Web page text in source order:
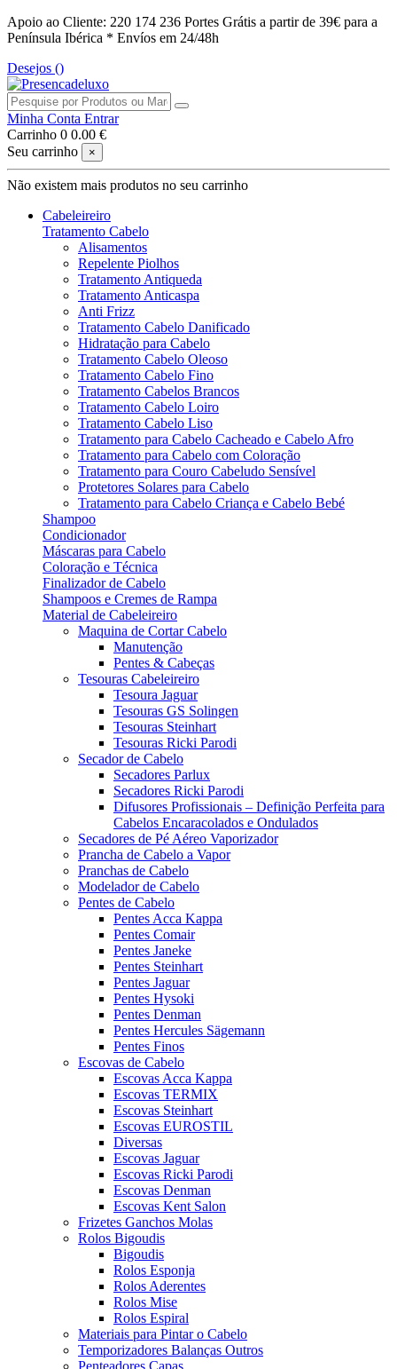
Apoio ao Cliente: 220 174 236 Portes Grátis a partir de 39€ para a
Península Ibérica * Envíos em 24/48h
Desejos ()
Minha Conta Entrar
Carrinho 0 0.00 €
Seu carrinho
×
Não existem mais produtos no seu carrinho
Cabeleireiro
Tratamento Cabelo
Alisamentos
Repelente Piolhos
Tratamento Antiqueda
Tratamento Anticaspa
Anti Frizz
Tratamento Cabelo Danificado
Hidratação para Cabelo
Tratamento Cabelo Oleoso
Tratamento Cabelo Fino
Tratamento Cabelos Brancos
Tratamento Cabelo Loiro
Tratamento Cabelo Liso
Tratamento para Cabelo Cacheado e Cabelo Afro
Tratamento para Cabelo com Coloração
Tratamento para Couro Cabeludo Sensível
Protetores Solares para Cabelo
Tratamento para Cabelo Criança e Cabelo Bebé
Shampoo
Condicionador
Máscaras para Cabelo
Coloração e Técnica
Finalizador de Cabelo
Shampoos e Cremes de Rampa
Material de Cabeleireiro
Maquina de Cortar Cabelo
Manutenção
Pentes & Cabeças
Tesouras Cabeleireiro
Tesoura Jaguar
Tesouras GS Solingen
Tesouras Steinhart
Tesouras Ricki Parodi
Secador de Cabelo
Secadores Parlux
Secadores Ricki Parodi
Difusores Profissionais – Definição Perfeita para
Cabelos Encaracolados e Ondulados
Secadores de Pé Aéreo Vaporizador
Prancha de Cabelo a Vapor
Pranchas de Cabelo
Modelador de Cabelo
Pentes de Cabelo
Pentes Acca Kappa
Pentes Comair
Pentes Janeke
Pentes Steinhart
Pentes Jaguar
Pentes Hysoki
Pentes Denman
Pentes Hercules Sägemann
Pentes Finos
Escovas de Cabelo
Escovas Acca Kappa
Escovas TERMIX
Escovas Steinhart
Escovas EUROSTIL
Diversas
Escovas Jaguar
Escovas Ricki Parodi
Escovas Denman
Escovas Kent Salon
Frizetes Ganchos Molas
Rolos Bigoudis
Bigoudis
Rolos Esponja
Rolos Aderentes
Rolos Mise
Rolos Espiral
Materiais para Pintar o Cabelo
Temporizadores Balanças Outros
Penteadores Capas